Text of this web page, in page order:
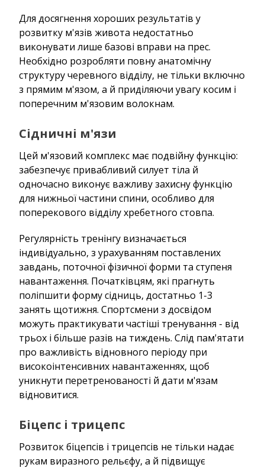
Для досягнення хороших результатів у
розвитку м'язів живота недостатньо
виконувати лише базові вправи на прес.
Необхідно розробляти повну анатомічну
структуру черевного відділу, не тільки включно
з прямим м'язом, а й приділяючи увагу косим і
поперечним м'язовим волокнам.
Сідничні м'язи
Цей м'язовий комплекс має подвійну функцію:
забезпечує привабливий силует тіла й
одночасно виконує важливу захисну функцію
для нижньої частини спини, особливо для
поперекового відділу хребетного стовпа.
Регулярність тренінгу визначається
індивідуально, з урахуванням поставлених
завдань, поточної фізичної форми та ступеня
навантаження. Початківцям, які прагнуть
поліпшити форму сідниць, достатньо 1-3
занять щотижня. Спортсмени з досвідом
можуть практикувати частіші тренування - від
трьох і більше разів на тиждень. Слід пам'ятати
про важливість відновного періоду при
високоінтенсивних навантаженнях, щоб
уникнути перетренованості й дати м'язам
відновитися.
Біцепс і трицепс
Розвиток біцепсів і трицепсів не тільки надає
рукам виразного рельєфу, а й підвищує